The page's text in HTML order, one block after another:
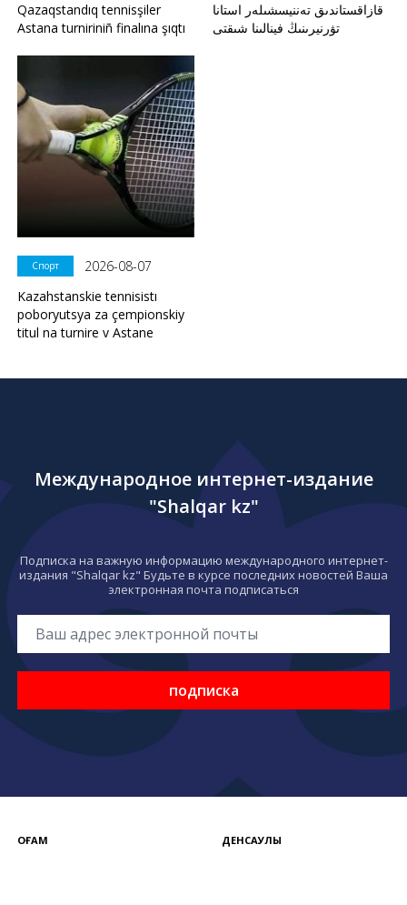
Qazaqstandıq tennisşiler
Astana turniriniñ finalına şıqtı
قازاقستاندىق تەننيسشىلەر استانا
تۋرنيرىنىڭ فينالىنا شىقتى
Спорт
2026-08-07
Kazahstanskie tennisistı
poboryutsya za çempionskiy
titul na turnire v Astane
Международное интернет-издание
"Shalqar kz"
Подписка на важную информацию международного интернет-
издания "Shalqar kz" Будьте в курсе последних новостей Ваша
электронная почта подписаться
подписка
ҚОҒАМ ДЕНСАУЛЫҚ